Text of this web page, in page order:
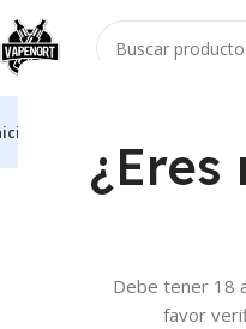
Debe tener 18
favor
E-Liquids E-Liquids